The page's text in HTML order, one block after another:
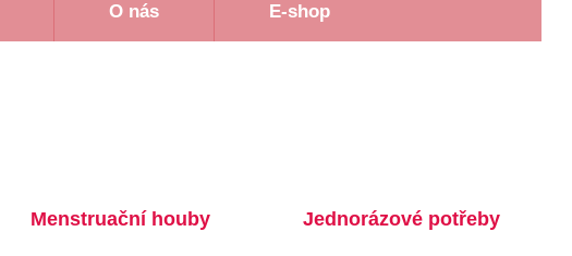
O nás E-shop
Menstruační houby Jednorázové potřeby